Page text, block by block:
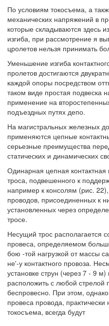
По условиям токосъема, а
механических напряжений в
которые складываются здесь
изгиба, при рассмотрение я
цролетов нельзя принимать
Уменьшение изгиба
пролетов достигаются
каждой опоры посредством
таком виде простая подвеска
применение на
подъездных путях депо.
На магистральных железных
применяются цепные
серьезные преимущества
статических и динамических
Одинарная цепная контактная
троса, подвешенного к
например к консолям (рис.
проводов, присоединенных к
установленных через
тросе.
Несущий трос располагается
провеса, определяемом
бою -той нагрузкой от массы
не'-у контактного провоза.
установке струн (через 7 - 9
расположить с любой стрелой
беспровесно. При этом,
провеса провода,
токосъема, всегда будут